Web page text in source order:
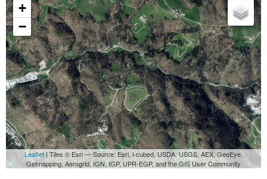
+
−
Leaflet| Tiles © Esri — Source: Esri, i-cubed, USDA, USGS, AEX, GeoEye,
Getmapping, Aerogrid, IGN, IGP, UPR-EGP, and the GIS User Community